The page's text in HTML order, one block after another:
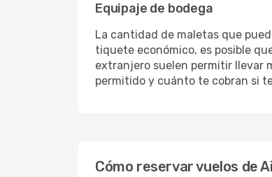
Equipaje de bodega
La cantidad de maletas que
tiquete económico, es posible
extranjero suelen permitir llevar
permitido y cuánto te cobran si
Cómo reservar vuelos de